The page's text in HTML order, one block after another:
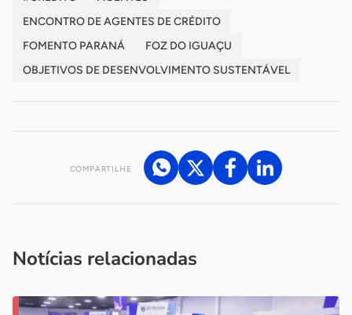
ENCONTRO DE AGENTES DE CRÉDITO
FOMENTO PARANÁ
FOZ DO IGUAÇU
OBJETIVOS DE DESENVOLVIMENTO SUSTENTÁVEL
COMPARTILHE
Notícias relacionadas